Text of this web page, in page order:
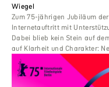
Wiegel
Zum 75-jährigen Jubiläum
Internetauftritt mit
Dabei blieb kein Stein auf
auf Klarheit und Charakter: